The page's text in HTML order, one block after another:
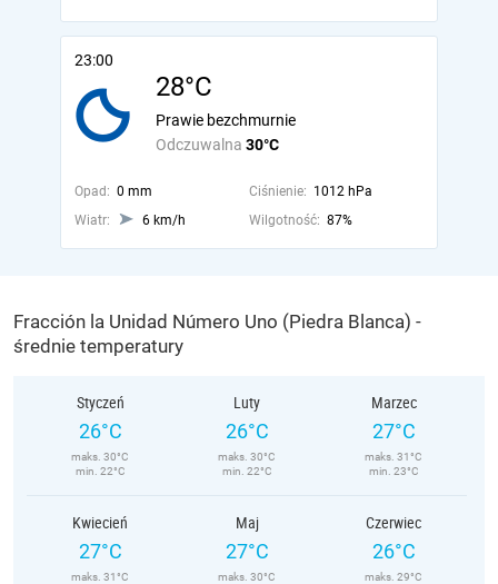
23:00
28°C
Odczuwalna 30°C
Prawie bezchmurnie
Opad: 0 mm Ciśnienie: 1012 hPa
Wiatr:
6 km/h Wilgotność: 87%
Fracción la Unidad Número Uno (Piedra Blanca) -
średnie temperatury
Styczeń
26°C
maks. 30°C
min. 22°C
Luty
26°C
maks. 30°C
min. 22°C
Marzec
27°C
maks. 31°C
min. 23°C
Kwiecień
27°C
maks. 31°C
Maj
27°C
maks. 30°C
Czerwiec
26°C
maks. 29°C